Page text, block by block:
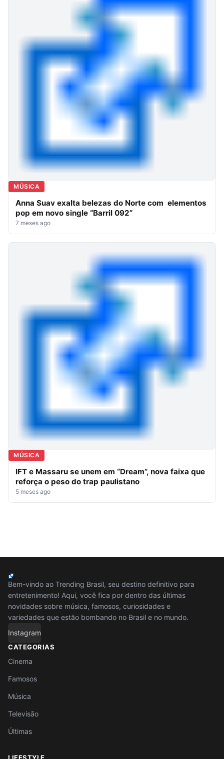
MÚSICA
Anna Suav exalta belezas do Norte com elementos
pop em novo single “Barril 092”
7 meses ago
MÚSICA
IFT e Massaru se unem em “Dream”, nova faixa que
reforça o peso do trap paulistano
5 meses ago
Bem-vindo ao Trending Brasil, seu destino definitivo para
entretenimento! Aqui, você fica por dentro das últimas
novidades sobre música, famosos, curiosidades e
variedades que estão bombando no Brasil e no mundo.
Instagram
CATEGORIAS
Cinema
Famosos
Música
Televisão
Últimas
LIFESTYLE